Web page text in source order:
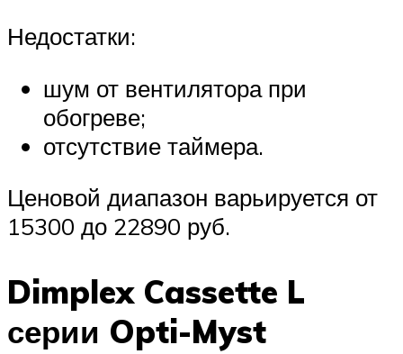
Недостатки:
шум от вентилятора при
обогреве;
отсутствие таймера.
Ценовой диапазон варьируется от
15300 до 22890 руб.
Dimplex Cassette L
серии Opti-Myst